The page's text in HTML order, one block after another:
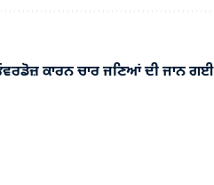
ਕਾਰਨ ਚਾਰ ਜਣਿਆਂ ਦੀ ਜਾਨ ਗਈ